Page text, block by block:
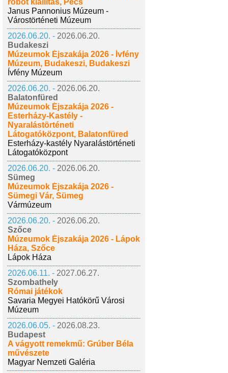
robot kiállítás, Pécs
Janus Pannonius Múzeum -
Várostörténeti Múzeum
2026.06.20. - 2026.06.20.
Budakeszi
Múzeumok Éjszakája 2026 - Ívfény
Múzeum, Budakeszi, Budakeszi
Ívfény Múzeum
2026.06.20. - 2026.06.20.
Balatonfüred
Múzeumok Éjszakája 2026 -
Esterházy-Kastély -
Nyaralástörténeti
Látogatóközpont, Balatonfüred
Esterházy-kastély Nyaralástörténeti
Látogatóközpont
2026.06.20. - 2026.06.20.
Sümeg
Múzeumok Éjszakája 2026 -
Sümegi Vár, Sümeg
Vármúzeum
2026.06.20. - 2026.06.20.
Szőce
Múzeumok Éjszakája 2026 - Lápok
Háza, Szőce
Lápok Háza
2026.06.11. - 2027.06.27.
Szombathely
Római játékok
Savaria Megyei Hatókörű Városi
Múzeum
2026.06.05. - 2026.08.23.
Budapest
A vágyott remekmű: Grúber Béla
művészete
Magyar Nemzeti Galéria